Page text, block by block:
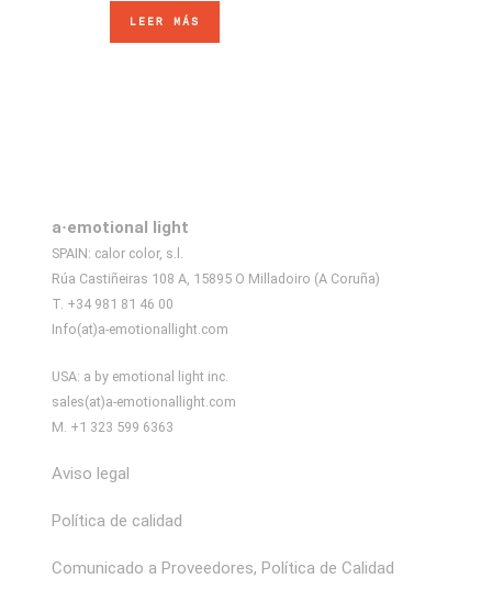
LEER MÁS
a·emotional light
SPAIN: calor color, s.l.
Rúa Castiñeiras 108 A, 15895 O Milladoiro (A Coruña)
T. +34 981 81 46 00
Info(at)a-emotionallight.com
USA: a by emotional light inc.
sales(at)a-emotionallight.com
M. +1 323 599 6363
Aviso legal
Política de calidad
Comunicado a Proveedores, Política de Calidad